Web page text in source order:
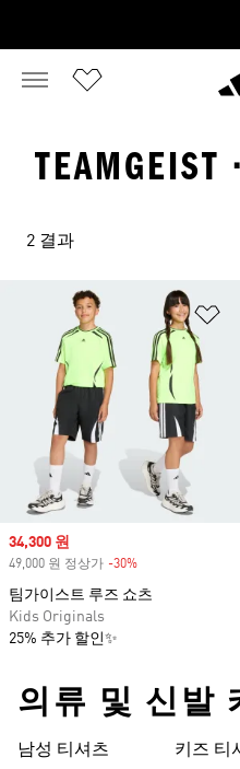
TEAMGEIST
2 결과
Sale price
34,300 원
49,000 원 정상가 -30%
팀가이스트 루즈 쇼츠
Kids Originals
25% 추가 할인✨
의류 및 신발
남성 티셔츠 키즈 티